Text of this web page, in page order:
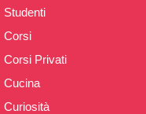
Studenti
Corsi
Corsi Privati
Cucina
Curiosità